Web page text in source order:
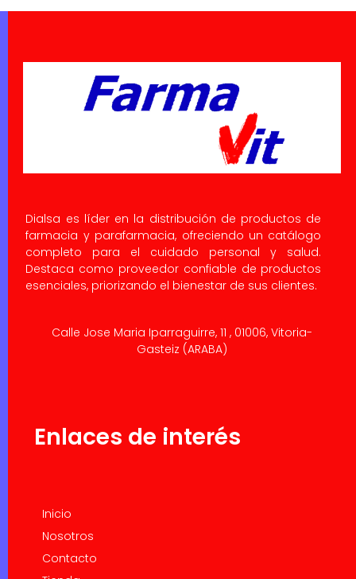
Dialsa es líder en la distribución de productos de
farmacia y parafarmacia, ofreciendo un catálogo
completo para el cuidado personal y salud.
Destaca como proveedor confiable de productos
esenciales, priorizando el bienestar de sus clientes.
Calle Jose Maria Iparraguirre, 11 , 01006, Vitoria-
Gasteiz (ARABA)
Enlaces de interés
Inicio
Nosotros
Contacto